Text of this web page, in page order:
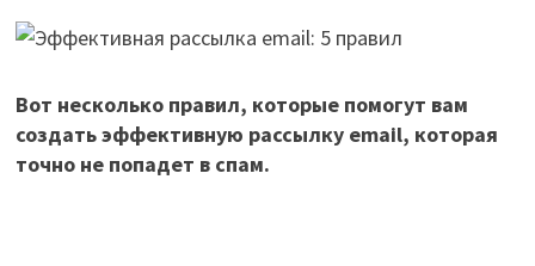
Вот несколько правил, которые помогут вам
создать эффективную рассылку email, которая
точно не попадет в спам.